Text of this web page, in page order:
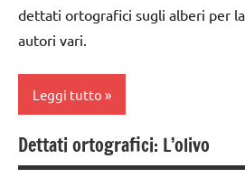
TUTORIAL
TUTTI GLI
ARGOMENTI
PER ETA'
ARTICOLI
e feltro
presepe
TUTTI GLI
classe
classe
classe
4a
dettati ortografici sugli alberi per
autori vari.
Leggi tutto
classe
1a
Dettati ortografici: L’olivo